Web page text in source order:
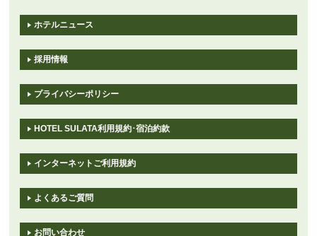
ホテルニュース
採用情報
プライバシーポリシー
HOTEL SULATA利用規約･宿泊約款
インターネットご利用規約
よくあるご質問
お問い合わせ